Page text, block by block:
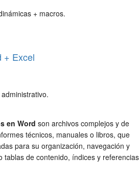
+ macros.
+ Excel
en Word son archivos complejos y de
técnicos, manuales o libros, que
para su organización, navegación y
tablas de contenido, índices y referencias